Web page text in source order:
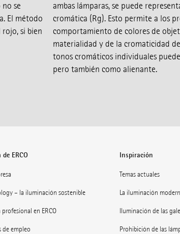
se
El método
si bien
ambas lámparas, se puede
cromática (Rg). Esto permite a los
comportamiento de colores de
materialidad y de la cromaticidad
tonos cromáticos individuales
pero también como alienante.
de ERCO
– la iluminación sostenible
profesional en ERCO
de empleo
Inspiración
Temas actuales
La iluminación
Iluminación de las
Prohibición de las